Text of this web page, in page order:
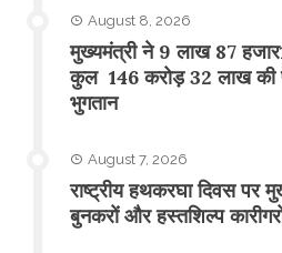
August 8, 2026
मुख्यमंत्री ने 9 लाख 87
कुल 146 करोड़ 32 लाख की
भुगतान
August 7, 2026
राष्ट्रीय हथकरघा दिवस पर
बुनकरों और हस्तशिल्प